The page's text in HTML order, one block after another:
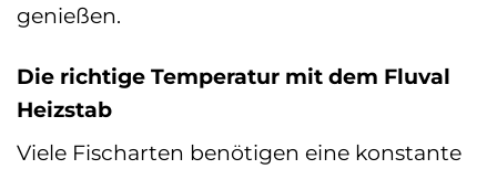
genießen.
Die richtige Temperatur mit dem Fluval
Heizstab
Viele Fischarten benötigen eine konstante